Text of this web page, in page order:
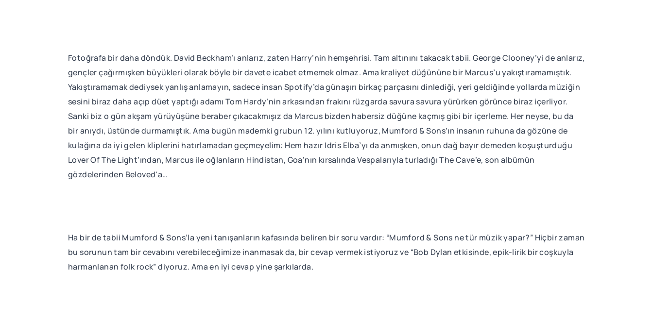
Fotoğrafa bir daha döndük. David Beckham’ı anlarız, zaten Harry’nin hemşehrisi. Tam altınını takacak tabii. George Clooney’yi de anlarız,
gençler çağırmışken büyükleri olarak böyle bir davete icabet etmemek olmaz. Ama kraliyet düğününe bir Marcus’u yakıştıramamıştık.
Yakıştıramamak dediysek yanlış anlamayın, sadece insan Spotify’da günaşırı birkaç parçasını dinlediği, yeri geldiğinde yollarda müziğin
sesini biraz daha açıp düet yaptığı adamı Tom Hardy’nin arkasından frakını rüzgarda savura savura yürürken görünce biraz içerliyor.
Sanki biz o gün akşam yürüyüşüne beraber çıkacakmışız da Marcus bizden habersiz düğüne kaçmış gibi bir içerleme. Her neyse, bu da
bir anıydı, üstünde durmamıştık. Ama bugün mademki grubun 12. yılını kutluyoruz, Mumford & Sons’ın insanın ruhuna da gözüne de
kulağına da iyi gelen kliplerini hatırlamadan geçmeyelim: Hem hazır Idris Elba’yı da anmışken, onun dağ bayır demeden koşuşturduğu
Lover Of The Light’ından, Marcus ile oğlanların Hindistan, Goa’nın kırsalında Vespalarıyla turladığı The Cave’e, son albümün
gözdelerinden Beloved'a…
Ha bir de tabii Mumford & Sons’la yeni tanışanların kafasında beliren bir soru vardır: “Mumford & Sons ne tür müzik yapar?” Hiçbir zaman
bu sorunun tam bir cevabını verebileceğimize inanmasak da, bir cevap vermek istiyoruz ve “Bob Dylan etkisinde, epik-lirik bir coşkuyla
harmanlanan folk rock” diyoruz. Ama en iyi cevap yine şarkılarda.